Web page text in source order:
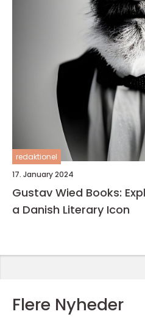
redaktionel
17. January 2024
Gustav Wied Books:
a Danish Literary Icon
Flere Nyheder